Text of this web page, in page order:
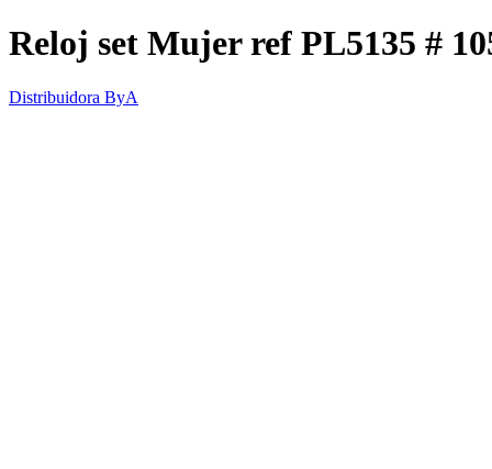
Reloj set Mujer ref PL5135 #
Distribuidora ByA